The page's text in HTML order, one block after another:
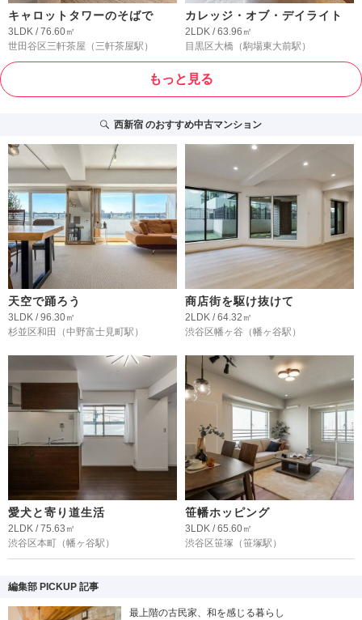
キャロットタワーのそばで
3LDK / 76.60㎡
世田谷区三軒茶屋 （三軒茶屋駅）
カレッジ・オブ・デイライト
2LDK / 63.96㎡
目黒区大橋 （駒場東大前駅）
もっと見る
西新宿のおすすめ中古マンション
天空で踊ろう
3LDK / 96.30㎡
杉並区和田
（中野富士見町駅）
商店街を駆け抜けて
2LDK / 64.32㎡
渋谷区幡ヶ谷 （幡ヶ谷駅）
愛犬と寄り道生活
2LDK / 75.63㎡
渋谷区本町 （幡ヶ谷駅）
笹幡ホッピング
3LDK / 65.60㎡
渋谷区笹塚 （笹塚駅）
編集部 PICKUP 記事
最上階の古民家、和を感じる暮らし